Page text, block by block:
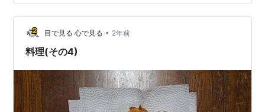
目で見る 心で見る • 2年前
料理(その4)